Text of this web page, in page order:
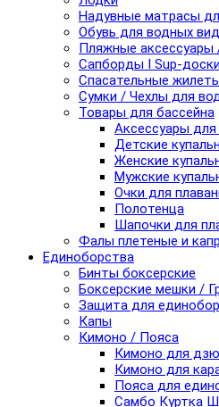
Надувные матрасы
Обувь для водных
Пляжные аксессуары
Сапборды I Sup-доски
Спасательные
Сумки / Чехлы для
Товары для бассейна
Аксессуары для
Детские
Женские
Мужские
Очки для
Полотенца
Шапочки для
Фалы плетеные и
Единоборства
Бинты боксерские
Боксерские мешки /
Защита для
Капы
Кимоно / Пояса
Кимоно для
Кимоно для
Пояса для
Самбо Куртка